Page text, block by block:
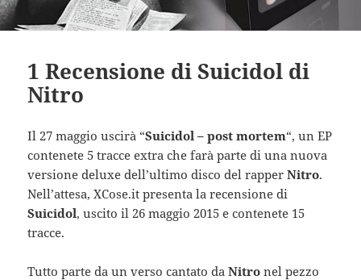
1 Recensione di Suicidol di
Nitro
Il 27 maggio uscirà “Suicidol – post mortem“, un EP
contenete 5 tracce extra che farà parte di una nuova
versione deluxe dell’ultimo disco del rapperNitro.
Nell’attesa, XCose.it presenta la recensione di
Suicidol, uscito il 26 maggio 2015 e contenete 15
tracce.
Tutto parte da un verso cantato daNitro nel pezzo